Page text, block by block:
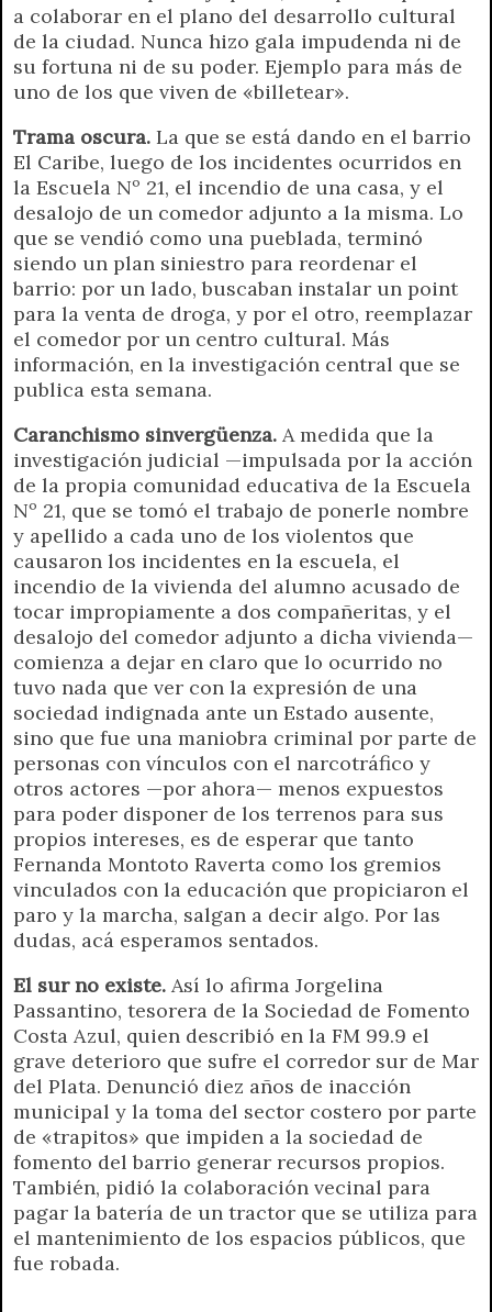
a colaborar en el plano del desarrollo cultural
de la ciudad. Nunca hizo gala impudenda ni de
su fortuna ni de su poder. Ejemplo para más de
uno de los que viven de «billetear».
Trama oscura. La que se está dando en el barrio
El Caribe, luego de los incidentes ocurridos en
la Escuela Nº 21, el incendio de una casa, y el
desalojo de un comedor adjunto a la misma. Lo
que se vendió como una pueblada, terminó
siendo un plan siniestro para reordenar el
barrio: por un lado, buscaban instalar un point
para la venta de droga, y por el otro, reemplazar
el comedor por un centro cultural. Más
información, en la investigación central que se
publica esta semana.
Caranchismo sinvergüenza. A medida que la
investigación judicial —impulsada por la acción
de la propia comunidad educativa de la Escuela
Nº 21, que se tomó el trabajo de ponerle nombre
y apellido a cada uno de los violentos que
causaron los incidentes en la escuela, el
incendio de la vivienda del alumno acusado de
tocar impropiamente a dos compañeritas, y el
desalojo del comedor adjunto a dicha vivienda—
comienza a dejar en claro que lo ocurrido no
tuvo nada que ver con la expresión de una
sociedad indignada ante un Estado ausente,
sino que fue una maniobra criminal por parte de
personas con vínculos con el narcotráfico y
otros actores —por ahora— menos expuestos
para poder disponer de los terrenos para sus
propios intereses, es de esperar que tanto
Fernanda Montoto Raverta como los gremios
vinculados con la educación que propiciaron el
paro y la marcha, salgan a decir algo. Por las
dudas, acá esperamos sentados.
El sur no existe. Así lo afirma Jorgelina
Passantino, tesorera de la Sociedad de Fomento
Costa Azul, quien describió en la FM 99.9 el
grave deterioro que sufre el corredor sur de Mar
del Plata. Denunció diez años de inacción
municipal y la toma del sector costero por parte
de «trapitos» que impiden a la sociedad de
fomento del barrio generar recursos propios.
También, pidió la colaboración vecinal para
pagar la batería de un tractor que se utiliza para
el mantenimiento de los espacios públicos, que
fue robada.